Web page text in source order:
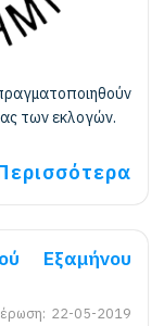
των εκλογών.
Εξαμήνου
22-05-2019